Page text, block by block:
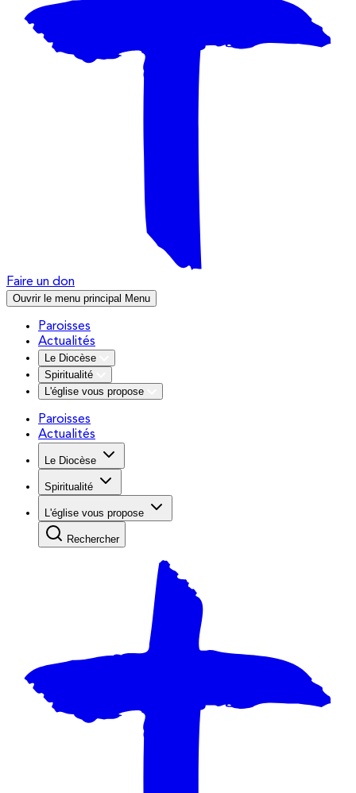
Faire un don
Ouvrir le menu principal Menu
Paroisses
Actualités
Le Diocèse
Spiritualité
L'église vous propose
Paroisses
Actualités
Le Diocèse
Spiritualité
L'église vous propose
Rechercher